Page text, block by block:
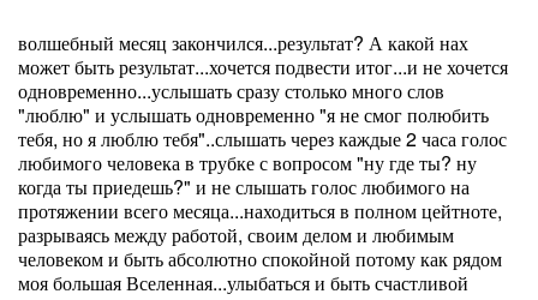
волшебный месяц закончился...результат? А какой нах
может быть результат...хочется подвести итог...и не хочется
одновременно...услышать сразу столько много слов
"люблю" и услышать одновременно "я не смог полюбить
тебя, но я люблю тебя"..слышать через каждые 2 часа голос
любимого человека в трубке с вопросом "ну где ты? ну
когда ты приедешь?" и не слышать голос любимого на
протяжении всего месяца...находиться в полном цейтноте,
разрываясь между работой, своим делом и любимым
человеком и быть абсолютно спокойной потому как рядом
моя большая Вселенная...улыбаться и быть счастливой